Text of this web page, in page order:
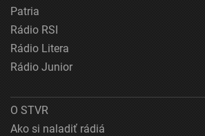
Patria
Rádio RSI
Rádio Litera
Rádio Junior
O STVR
Ako si naladiť rádiá